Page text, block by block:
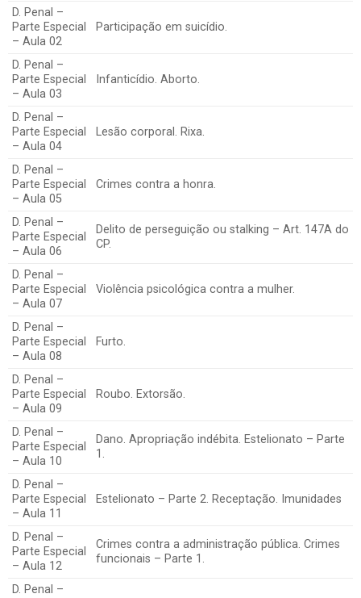
D. Penal –
Parte Especial
– Aula 02
Participação em suicídio.
D. Penal –
Parte Especial
– Aula 03
Infanticídio. Aborto.
D. Penal –
Parte Especial
– Aula 04
Lesão corporal. Rixa.
D. Penal –
Parte Especial
– Aula 05
Crimes contra a honra.
D. Penal –
Parte Especial
– Aula 06
Delito de perseguição ou stalking – Art. 147A do
CP.
D. Penal –
Parte Especial
– Aula 07
Violência psicológica contra a mulher.
D. Penal –
Parte Especial
– Aula 08
Furto.
D. Penal –
Parte Especial
– Aula 09
Roubo. Extorsão.
D. Penal –
Parte Especial
– Aula 10
Dano. Apropriação indébita. Estelionato – Parte
1.
D. Penal –
Parte Especial
– Aula 11
Estelionato – Parte 2. Receptação. Imunidades
D. Penal –
Parte Especial
– Aula 12
Crimes contra a administração pública. Crimes
funcionais – Parte 1.
D. Penal –